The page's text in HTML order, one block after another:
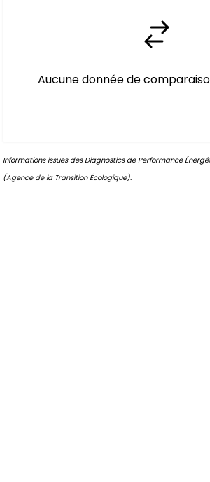
Aucune donnée de
Informations issues des Diagnostics de Performance
(Agence de la Transition Écologique).